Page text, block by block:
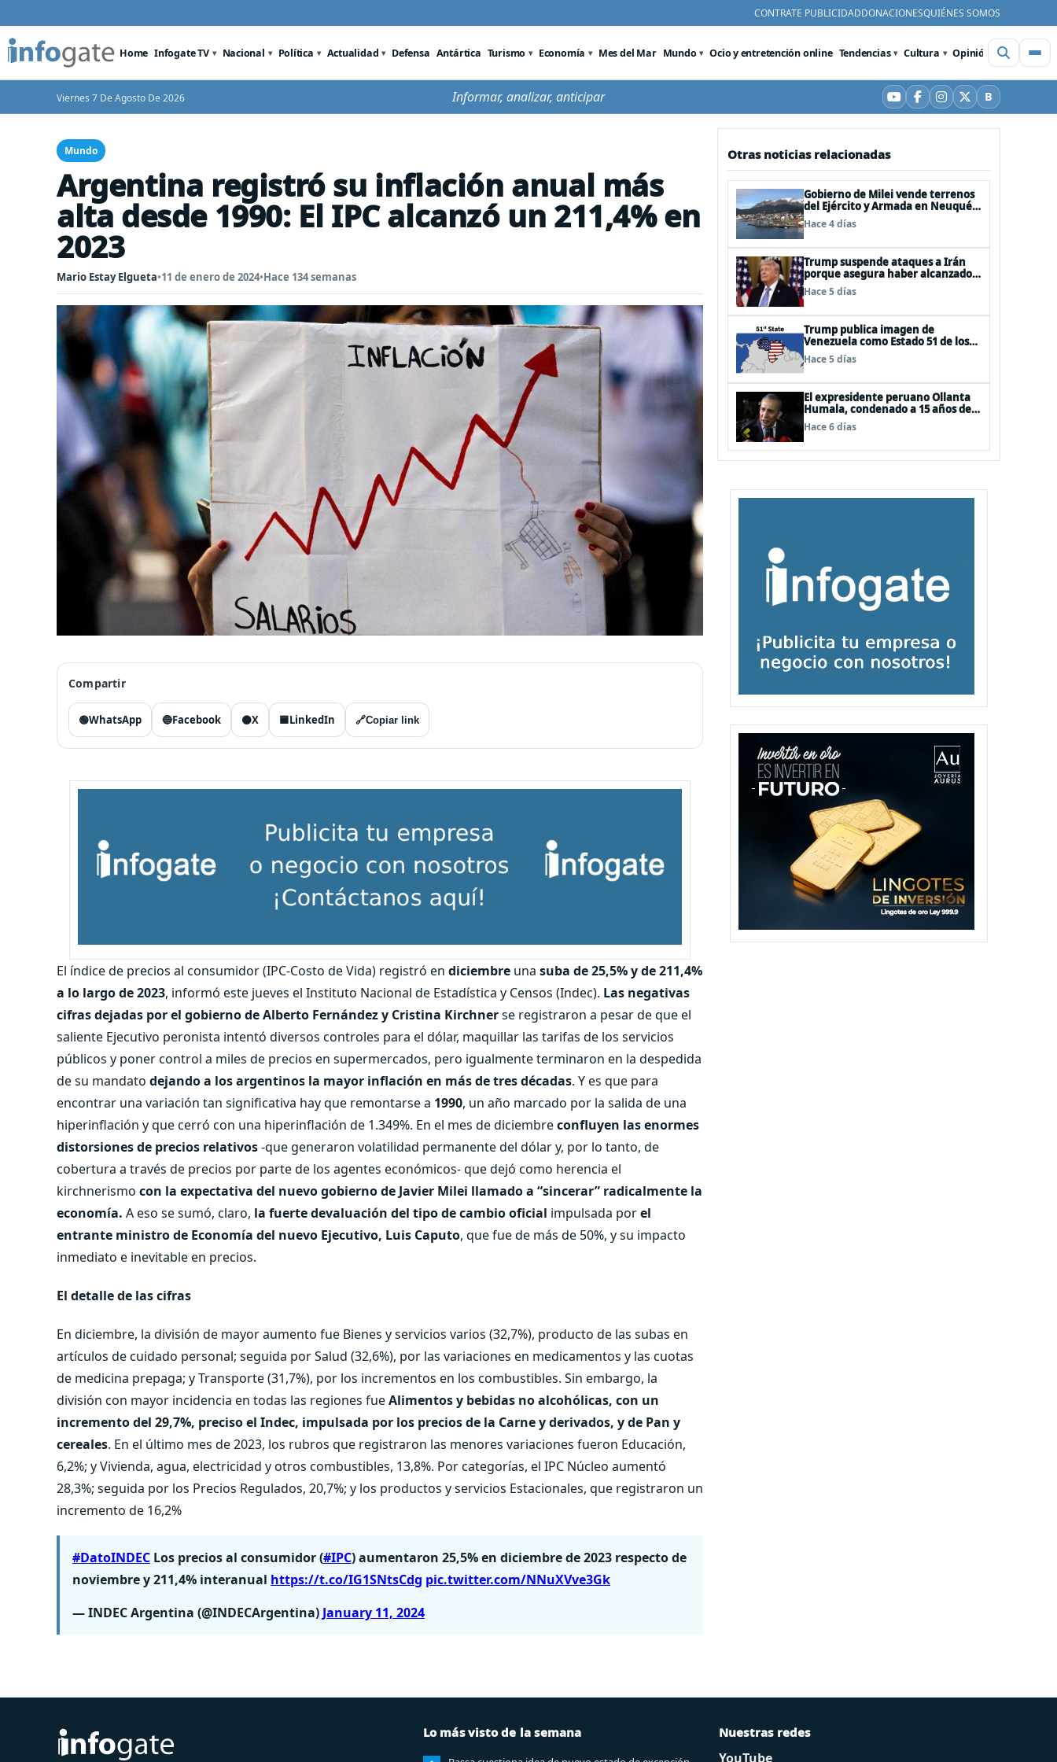
CONTRATE PUBLICIDADDONACIONESQUIÉNES SOMOS
Home Infogate TV Nacional Política Actualidad Defensa Antártica Turismo Economía Mes del Mar Mundo Ocio y entretención online Tendencias Cultura Opinión Videos
Viernes 7 De Agosto De 2026 Informar, analizar, anticipar YouTube
Facebook
Instagram
X BBluesky
Mundo
Argentina registró su inflación anual más
alta desde 1990: El IPC alcanzó un 211,4% en
2023
Mario Estay Elgueta•11 de enero de 2024•Hace 134 semanas
Compartir
🟢WhatsApp 🔵Facebook ⚫X 🟦LinkedIn 🔗Copiar link
El índice de precios al consumidor (IPC-Costo de Vida) registró en diciembre una suba de 25,5% y de 211,4%
a lo largo de 2023, informó este jueves el Instituto Nacional de Estadística y Censos (Indec). Las negativas
cifras dejadas por el gobierno de Alberto Fernández y Cristina Kirchnerse registraron a pesar de que el
saliente Ejecutivo peronista intentó diversos controles para el dólar, maquillar las tarifas de los servicios
públicos y poner control a miles de precios en supermercados, pero igualmente terminaron en la despedida
de su mandato dejando a los argentinos la mayor inflación en más de tres décadas. Y es que para
encontrar una variación tan significativa hay que remontarse a 1990, un año marcado por la salida de una
hiperinflación y que cerró con una hiperinflación de 1.349%. En el mes de diciembreconfluyen las enormes
distorsiones de precios relativos-que generaron volatilidad permanente del dólar y, por lo tanto, de
cobertura a través de precios por parte de los agentes económicos- que dejó como herencia el
kirchnerismo con la expectativa del nuevo gobierno de Javier Milei llamado a “sincerar” radicalmente la
economía. A eso se sumó, claro, la fuerte devaluación del tipo de cambio oficial impulsada porel
entrante ministro de Economía del nuevo Ejecutivo, Luis Caputo, que fue de más de 50%, y su impacto
inmediato e inevitable en precios.
El detalle de las cifras
En diciembre, la división de mayor aumento fue Bienes y servicios varios (32,7%), producto de las subas en
artículos de cuidado personal; seguida por Salud (32,6%), por las variaciones en medicamentos y las cuotas
de medicina prepaga; y Transporte (31,7%), por los incrementos en los combustibles. Sin embargo, la
división con mayor incidencia en todas las regiones fueAlimentos y bebidas no alcohólicas, con un
incremento del 29,7%, preciso el Indec, impulsada por los precios de la Carne y derivados, y de Pan y
cereales. En el último mes de 2023, los rubros que registraron las menores variaciones fueron Educación,
6,2%; y Vivienda, agua, electricidad y otros combustibles, 13,8%. Por categorías, el IPC Núcleo aumentó
28,3%; seguida por los Precios Regulados, 20,7%; y los productos y servicios Estacionales, que registraron un
incremento de 16,2%
#DatoINDEC Los precios al consumidor (#IPC) aumentaron 25,5% en diciembre de 2023 respecto de
noviembre y 211,4% interanual https://t.co/IG1SNtsCdg pic.twitter.com/NNuXVve3Gk
— INDEC Argentina (@INDECArgentina)January 11, 2024
Otras noticias relacionadas
Gobierno de Milei vende terrenos
del Ejército y Armada en Neuquén
y Ushuaia
Hace 4 días
Trump suspende ataques a Irán
porque asegura haber alcanzado
«las bases de un acuerdo»
Hace 5 días
Trump publica imagen de
Venezuela como Estado 51 de los
EEUU
Hace 5 días
El expresidente peruano Ollanta
Humala, condenado a 15 años de
cárcel, sale libre al anularse su
caso
Hace 6 días
Lo más visto de la semana Nuestras redes
YouTube